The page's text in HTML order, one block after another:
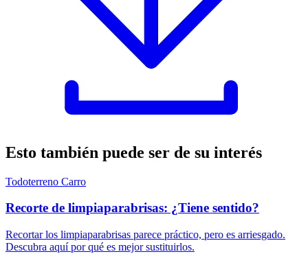
Esto también puede ser de su interés
Todoterreno Carro
Recorte de limpiaparabrisas: ¿Tiene sentido?
Recortar los limpiaparabrisas parece práctico, pero es arriesgado.
Descubra aquí por qué es mejor sustituirlos.